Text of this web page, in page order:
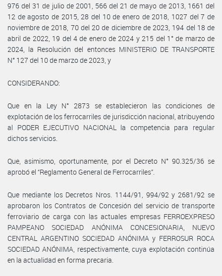
976 del 31 de julio de 2001, 566 del 21 de mayo de 2013, 1661 del
12 de agosto de 2015, 28 del 10 de enero de 2018, 1027 del 7 de
noviembre de 2018, 70 del 20 de diciembre de 2023, 194 del 18 de
abril de 2022, 19 del 4 de enero de 2024 y 215 del 1° de marzo de
2024, la Resolución del entonces MINISTERIO DE TRANSPORTE
N° 127 del 10 de marzo de 2023, y
CONSIDERANDO:
Que en la Ley N° 2873 se establecieron las condiciones de
explotación de los ferrocarriles de jurisdicción nacional, atribuyendo
al PODER EJECUTIVO NACIONAL la competencia para regular
dichos servicios.
Que, asimismo, oportunamente, por el Decreto N° 90.325/36 se
aprobó el “Reglamento General de Ferrocarriles”.
Que mediante los Decretos Nros. 1144/91, 994/92 y 2681/92 se
aprobaron los Contratos de Concesión del servicio de transporte
ferroviario de carga con las actuales empresas FERROEXPRESO
PAMPEANO SOCIEDAD ANÓNIMA CONCESIONARIA, NUEVO
CENTRAL ARGENTINO SOCIEDAD ANÓNIMA y FERROSUR ROCA
SOCIEDAD ANÓNIMA, respectivamente, cuya explotación continúa
en la actualidad en forma precaria.